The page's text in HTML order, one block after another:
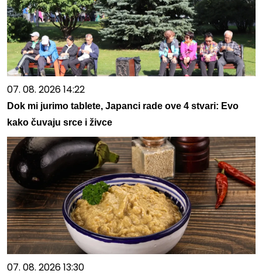
07. 08. 2026 14:22
Dok mi jurimo tablete, Japanci rade ove 4 stvari: Evo
kako čuvaju srce i živce
07. 08. 2026 13:30